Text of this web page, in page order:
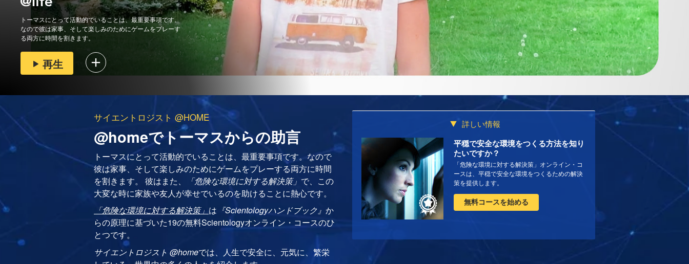
トーマスにとって活動的でいることは、最重要事項です。
なので彼は家事、そして楽しみのためにゲームをプレーす
る両方に時間を割きます。
再生
サイエントロジスト @HOME
@homeでトーマスからの助言
トーマスにとって活動的でいることは、最重要事項です。なので
彼は家事、そして楽しみのためにゲームをプレーする両方に時間
を割きます。 彼はまた、
「危険な環境に対する解決策」 で、この
大変な時に家族や友人が幸せでいるのを助けることに熱心です。
「危険な環境に対する解決策」 は 『Scientologyハンドブック』か
らの原理に基づいた19の無料Scientologyオンライン・コースのひ
とつです。
サイエントロジスト @homeでは、人生で安全に、元気に、繁栄
詳しい情報
平穏で安全な環境をつくる方法を知り
たいですか？
「危険な環境に対する解決策」オンライン・コ
ースは、平穏で安全な環境をつくるための解決
策を提供します。
無料コースを始める